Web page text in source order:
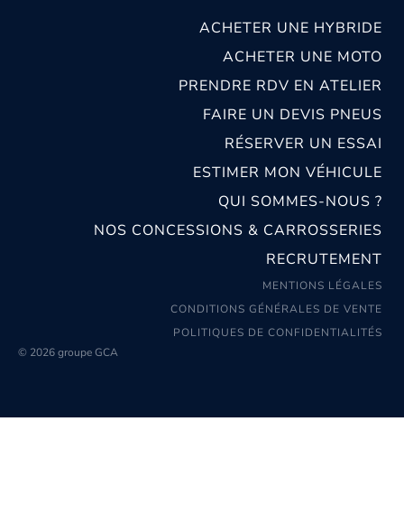
ACHETER UNE HYBRIDE
ACHETER UNE MOTO
PRENDRE RDV EN ATELIER
FAIRE UN DEVIS PNEUS
RÉSERVER UN ESSAI
ESTIMER MON VÉHICULE
QUI SOMMES-NOUS ?
NOS CONCESSIONS & CARROSSERIES
RECRUTEMENT
MENTIONS LÉGALES
CONDITIONS GÉNÉRALES DE VENTE
POLITIQUES DE CONFIDENTIALITÉS
© 2026 groupe GCA